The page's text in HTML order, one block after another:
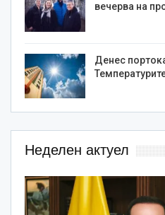
вечерва на
Денес
Неделен актуел